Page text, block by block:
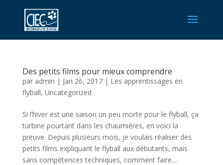
Des petits films pour mieux comprendre
par admin | Jan 26, 2017| Les apprentissages en
flyball, Uncategorized
Si l’hiver est une saison un peu morte pour le flyball, ça
turbine pourtant dans les chaumières, en voici la
preuve. Depuis plusieurs mois, je voulais réaliser des
petits films expliquant le flyball aux débutants, mais
sans compétences techniques, comment faire....